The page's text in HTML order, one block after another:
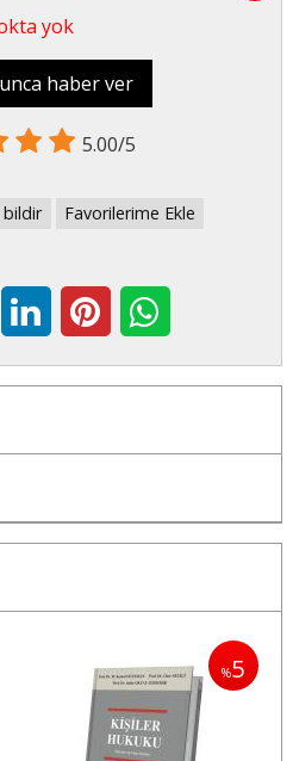
yok
haber ver
5.00/5
Favorilerime Ekle
%5